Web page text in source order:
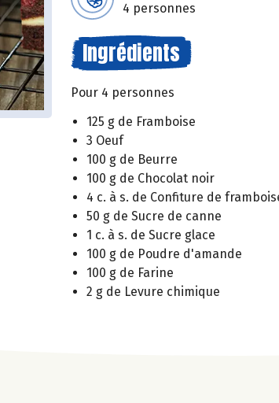
4 personnes
Ingrédients
Pour 4 personnes
125 g de Framboise
3 Oeuf
100 g de Beurre
100 g de Chocolat noir
4 c. à s. de Confiture de
50 g de Sucre de canne
1 c. à s. de Sucre glace
100 g de Poudre d'amande
100 g de Farine
2 g de Levure chimique